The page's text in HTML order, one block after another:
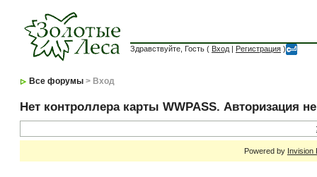
Здравствуйте, Гость ( Вход | Регистрация )
Все форумы > Вход
Нет контроллера карты WWPASS. Авторизация
Powered by Invision